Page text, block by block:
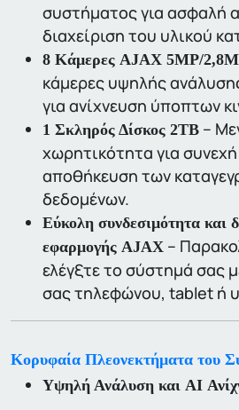
συστήματος για ασφαλή
διαχείριση του υλικού
8 Κάμερες AJAX 5MP/
κάμερες υψηλής
για ανίχνευση ύποπτων
1 Σκληρός Δίσκος 2TB –
χωρητικότητα για
αποθήκευση των
δεδομένων.
Εύκολη συνδεσιμότητα και
εφαρμογής AJAX –
ελέγξτε το σύστημά σας
σας τηλεφώνου, tablet ή
Κορυφαία Πλεονεκτήματα του
Υψηλή Ανάλυση και AI